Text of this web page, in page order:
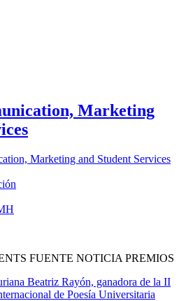
Marketing
Marketing and Student Services
FUENTE NOTICIA PREMIOS
Beatriz Rayón, ganadora de la II
de Poesía Universitaria